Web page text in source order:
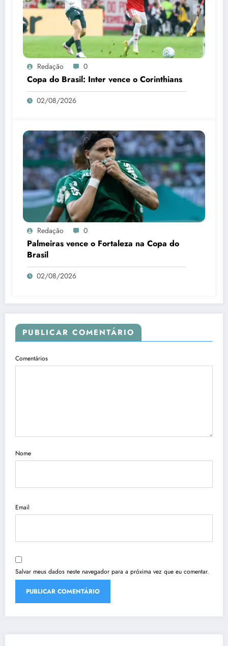
Redação 0
Copa do Brasil: Inter vence o Corinthians
02/08/2026
Redação 0
Palmeiras vence o Fortaleza na Copa do
Brasil
02/08/2026
PUBLICAR COMENTÁRIO
Comentários
Nome
Email
Salvar meus dados neste navegador para a próxima vez que eu comentar.